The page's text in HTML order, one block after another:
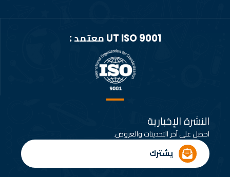
UT ISO 9001 معتمد :
النشرة الإخبارية
احصل على آخر التحديثات والعروض.
يشترك